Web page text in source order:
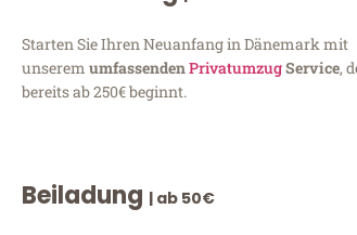
Starten Sie Ihren Neuanfang in Dänemark mit
unserem umfassendenPrivatumzugService,
bereits ab 250€ beginnt.
Beiladung | ab 50€